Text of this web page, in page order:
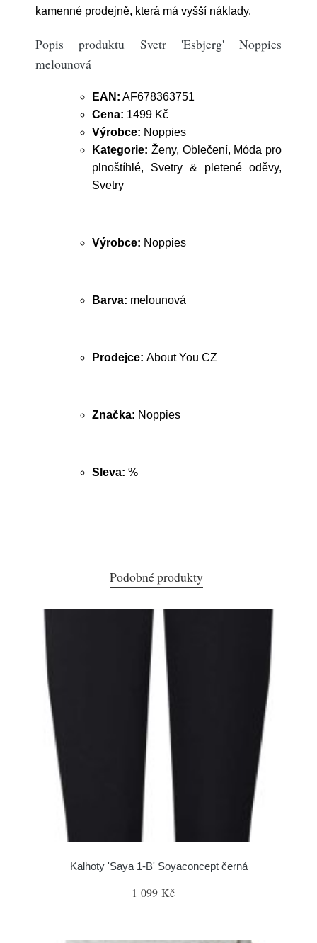
kamenné prodejně, která má vyšší náklady.
Popis produktu Svetr 'Esbjerg' Noppies
melounová
EAN: AF678363751
Cena: 1499 Kč
Výrobce: Noppies
Kategorie: Ženy, Oblečení, Móda pro
plnoštíhlé, Svetry & pletené oděvy,
Svetry
Výrobce: Noppies
Barva: melounová
Prodejce: About You CZ
Značka: Noppies
Sleva: %
Podobné produkty
Kalhoty 'Saya 1-B' Soyaconcept černá
1 099 Kč